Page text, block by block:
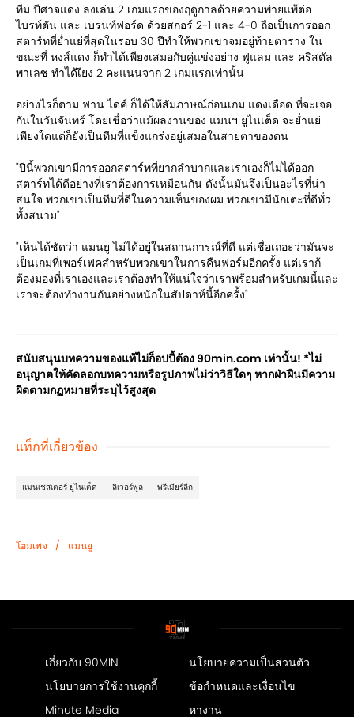
ทีม ปีศาจแดง ลงเล่น 2 เกมแรกของฤดูกาลด้วยความพ่ายแพ้ต่อ
ไบรท์ตัน และ เบรนท์ฟอร์ด ด้วยสกอร์ 2-1 และ 4-0 ถือเป็นการออก
สตาร์ทที่ย่ำแย่ที่สุดในรอบ 30 ปีทำให้พวกเขาจมอยู่ท้ายตาราง ใน
ขณะที่ หงส์แดง ก็ทำได้เพียงเสมอกับคู่แข่งอย่าง ฟูแลม และ คริสตัล
พาเลซ ทำได้เียง 2 คะแนนจาก 2 เกมแรกเท่านั้น
อย่างไรก็ตาม ฟาน ไดค์ ก็ได้ให้สัมภาษณ์ก่อนเกม แดงเดือด ที่จะเจอ
กันในวันจันทร์ โดยเชื่อว่าแม้ผลงานของ แมนฯ ยูไนเต็ด จะย่ำแย่
เพียงใดแต่ก็ยังเป็นทีมที่แข็งแกร่งอยู่เสมอในสายตาของตน
"ปีนี้พวกเขามีการออกสตาร์ทที่ยากลำบากและเราเองก็ไม่ได้ออก
สตาร์ทได้ดีอย่างที่เราต้องการเหมือนกัน ดังนั้นมันจึงเป็นอะไรที่น่า
สนใจ พวกเขาเป็นทีมที่ดีในความเห็นของผม พวกเขามีนักเตะที่ดีทั่ว
ทั้งสนาม"
"เห็นได้ชัดว่า แมนยู ไม่ได้อยู่ในสถานการณ์ที่ดี แต่เชื่อเถอะว่ามันจะ
เป็นเกมที่เพอร์เฟคสำหรับพวกเขาในการคืนฟอร์มอีกครั้ง แต่เราก้
ต้องมองที่เราเองและเราต้องทำให้แน่ใจว่าเราพร้อมสำหรับเกมนี้และ
เราจะต้องทำงานกันอย่างหนักในสัปดาห์นี้อีกครั้ง"
สนับสนุนบทความของแท้ไม่ก็อปปี้ต้อง 90min.com เท่านั้น! *ไม่
อนุญาตให้คัดลอกบทความหรือรูปภาพไม่ว่าวิธีใดๆ หากฝ่าฝืนมีความ
ผิดตามกฏหมายที่ระบุไว้สูงสุด
แท็กที่เกี่ยวข้อง
แมนเชสเตอร์ ยูไนเต็ด ลิเวอร์พูล พรีเมียร์ลีก
โฮมเพจ / แมนยู
เกี่ยวกับ 90MIN
นโยบายความเป็นส่วนตัว
นโยบายการใช้งานคุกกี้
ข้อกำหนดและเงื่อนไข
Minute Media
หางาน